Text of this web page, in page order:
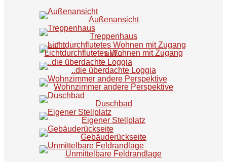
Außenansicht
Treppenhaus
Lichtdurchflutetes Wohnen mit Zugang auf...
..die überdachte Loggia
Wohnzimmer andere Perspektive
Duschbad
Eigener Stellplatz
Gebäuderückseite
Unmittelbare Feldrandlage